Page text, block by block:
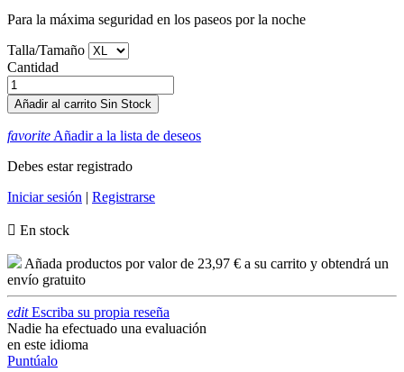
Para la máxima seguridad en los paseos por la noche
Talla/Tamaño
Cantidad
Añadir al carrito Sin Stock
favorite Añadir a la lista de deseos
Debes estar registrado
Iniciar sesión | Registrarse
 En stock
Añada productos por valor de 23,97 € a su carrito y obtendrá un
envío gratuito
editEscriba su propia reseña
Nadie ha efectuado una evaluación
en este idioma
Puntúalo